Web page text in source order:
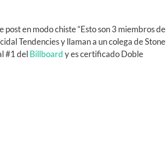
en modo chiste “Esto son 3 miembros de
Tendencies y llaman a un colega de Stone
#1 del Billboardy es certificado Doble